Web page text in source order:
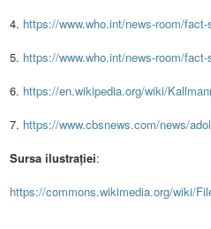
4. https://www.who.int/news-room/
5. https://www.who.int/news-room/
6. https://en.wikipedia.org/wiki/
7. https://www.cbsnews.com/news/
Sursa ilustrației:
https://commons.wikimedia.org/wiki/